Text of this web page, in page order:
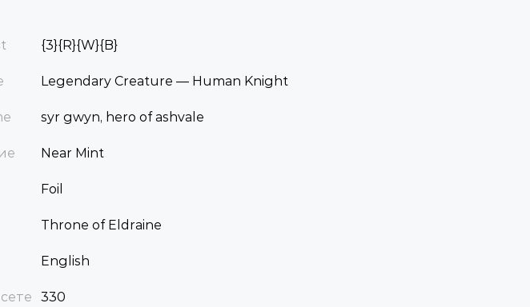
{3}{R}{W}{B}
Legendary Creature — Human Knight
syr gwyn, hero of ashvale
Near Mint
Foil
Throne of Eldraine
English
330